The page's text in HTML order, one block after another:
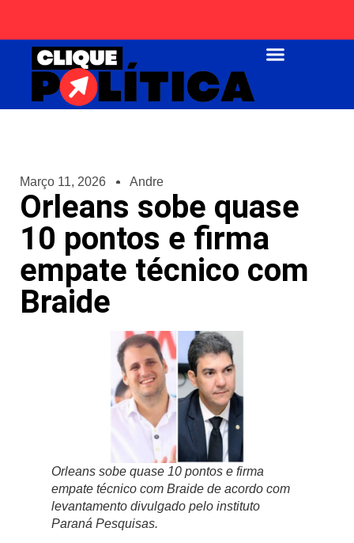
Março 11, 2026 Andre
Orleans sobe quase
10 pontos e firma
empate técnico com
Braide
Orleans sobe quase 10 pontos e firma
empate técnico com Braide de acordo com
levantamento divulgado pelo instituto
Paraná Pesquisas.